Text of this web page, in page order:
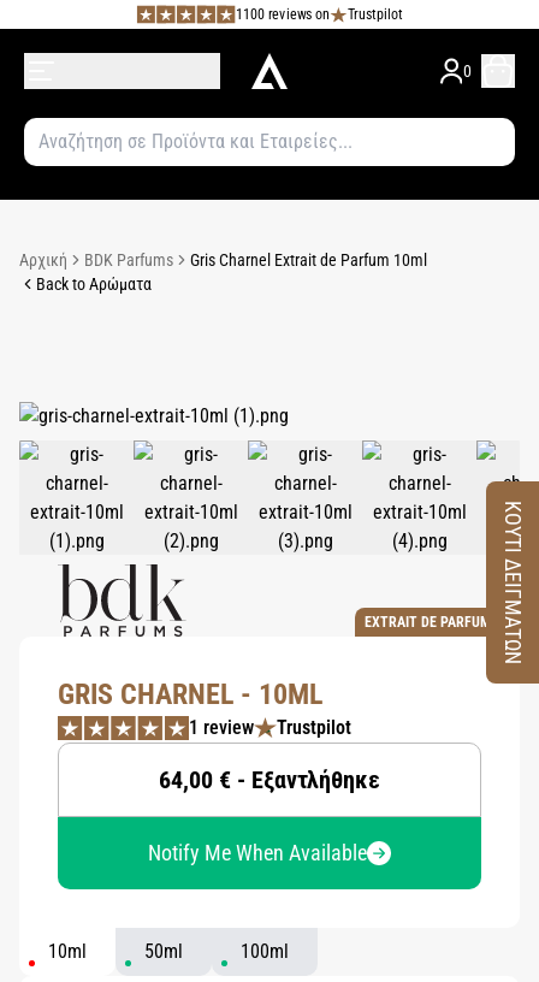
1100 reviews on Trustpilot
0
Αρχική BDK Parfums
Gris Charnel Extrait de Parfum 10ml
Back to Αρώματα
EXTRAIT DE PARFUM
GRIS CHARNEL - 10ML
1 review Trustpilot
64,00 € - Εξαντλήθηκε
Notify Me When Available
10ml 50ml 100ml
ΚΟΥΤΙ ΔΕΙΓΜΑΤΩΝ